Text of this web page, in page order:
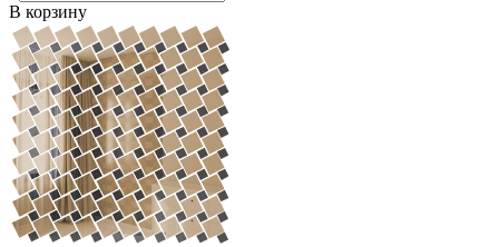
В корзину